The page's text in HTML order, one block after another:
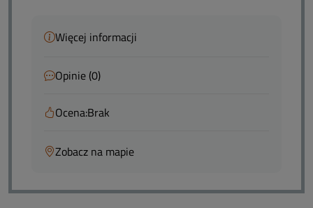
Więcej informacji
Opinie (0)
Ocena:Brak
Zobacz na mapie